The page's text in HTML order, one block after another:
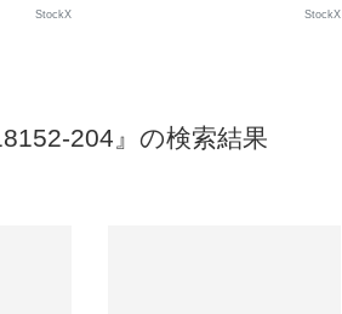
StockX StockX
204』の検索結果